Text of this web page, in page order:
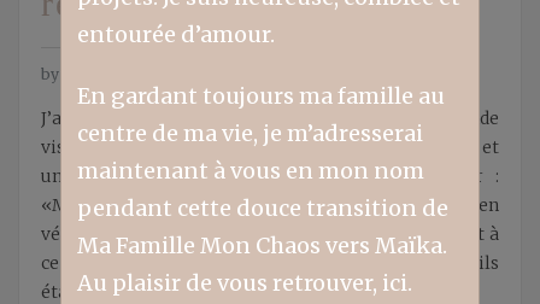
by
J’ai eu de la visite en fin de semaine. De la grande
visite. C’était la journée parfaite, avec un beau soleil et
une température idéale! Tout a commencé par :
«Mamannnnn, est-ce qu’on peut aller se promener en
vélo dans la rue, s’il te plaîîîîîît? » C’est précisément à
ce moment-là que la grande visite est arrivée et ils
étaient plusieurs.
entourée d’amour.
En gardant toujours ma famille au
centre de ma vie, je m’adresserai
maintenant à vous en mon nom
pendant cette douce transition de
Ma Famille Mon Chaos vers Maïka.
Au plaisir de vous retrouver, ici.